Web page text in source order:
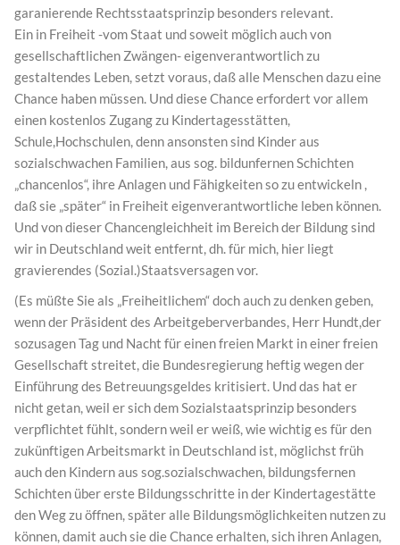
garanierende Rechtsstaatsprinzip besonders relevant.
Ein in Freiheit -vom Staat und soweit möglich auch von
gesellschaftlichen Zwängen- eigenverantwortlich zu
gestaltendes Leben, setzt voraus, daß alle Menschen dazu eine
Chance haben müssen. Und diese Chance erfordert vor allem
einen kostenlos Zugang zu Kindertagesstätten,
Schule,Hochschulen, denn ansonsten sind Kinder aus
sozialschwachen Familien, aus sog. bildunfernen Schichten
„chancenlos“, ihre Anlagen und Fähigkeiten so zu entwickeln ,
daß sie „später“ in Freiheit eigenverantwortliche leben können.
Und von dieser Chancengleichheit im Bereich der Bildung sind
wir in Deutschland weit entfernt, dh. für mich, hier liegt
gravierendes (Sozial.)Staatsversagen vor.
(Es müßte Sie als „Freiheitlichem“ doch auch zu denken geben,
wenn der Präsident des Arbeitgeberverbandes, Herr Hundt,der
sozusagen Tag und Nacht für einen freien Markt in einer freien
Gesellschaft streitet, die Bundesregierung heftig wegen der
Einführung des Betreuungsgeldes kritisiert. Und das hat er
nicht getan, weil er sich dem Sozialstaatsprinzip besonders
verpflichtet fühlt, sondern weil er weiß, wie wichtig es für den
zukünftigen Arbeitsmarkt in Deutschland ist, möglichst früh
auch den Kindern aus sog.sozialschwachen, bildungsfernen
Schichten über erste Bildungsschritte in der Kindertagestätte
den Weg zu öffnen, später alle Bildungsmöglichkeiten nutzen zu
können, damit auch sie die Chance erhalten, sich ihren Anlagen,